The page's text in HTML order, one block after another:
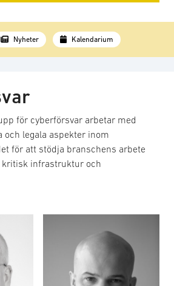
Nyheter Kalendarium
för cyberförsvar arbetar med
och legala aspekter inom
för att stödja branschens arbete
kritisk infrastruktur och
Nationella
relevanta intressenter för att stärka
Syftet är att utveckla
och skrivelser samt
lagstiftning och regelverk som
cyberförsvar, liksom att adressera